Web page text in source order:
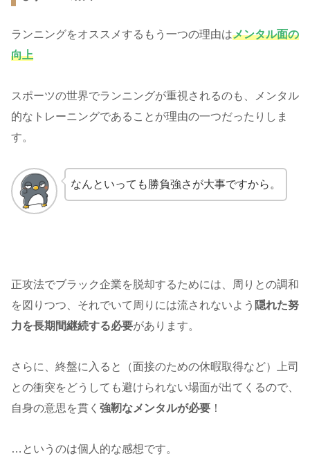
ランニングをオススメするもう一つの理由はメンタル面の
向上
スポーツの世界でランニングが重視されるのも、メンタル
的なトレーニングであることが理由の一つだったりしま
す。
なんといっても勝負強さが大事ですから。
正攻法でブラック企業を脱却するためには、周りとの調和
を図りつつ、それでいて周りには流されないよう 隠れた努
力を長期間継続する必要があります。
さらに、終盤に入ると（面接のための休暇取得など）上司
との衝突をどうしても避けられない場面が出てくるので、
自身の意思を貫く 強靭なメンタルが必要 ！
…というのは個人的な感想です。